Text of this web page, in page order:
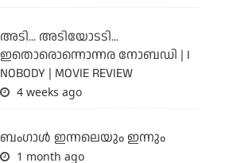
അടി... അടിയോടടി...
ഇതൊരൊന്നൊന്നര നോബഡി | I
NOBODY | MOVIE REVIEW
4 weeks ago
ബംഗാള്‍ ഇന്നലെയും ഇന്നും
1 month ago